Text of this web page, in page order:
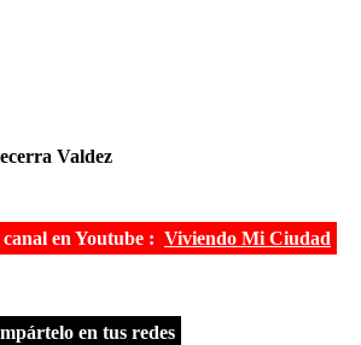
Valdez
en Youtube : Viviendo Mi Ciudad
en tus redes